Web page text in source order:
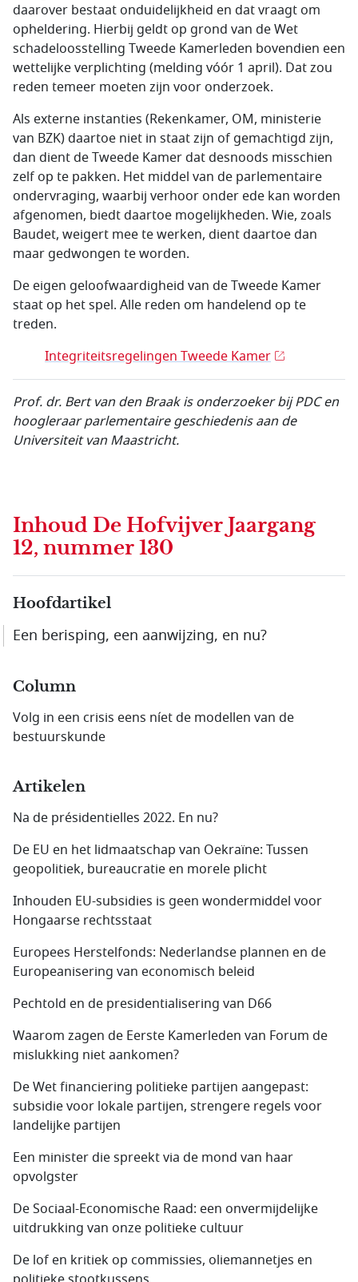
daarover bestaat onduidelijkheid en dat vraagt om
opheldering. Hierbij geldt op grond van de Wet
schadeloosstelling Tweede Kamerleden bovendien een
wettelijke verplichting (melding vóór 1 april). Dat zou
reden temeer moeten zijn voor onderzoek.
Als externe instanties (Rekenkamer, OM, ministerie
van BZK) daartoe niet in staat zijn of gemachtigd zijn,
dan dient de Tweede Kamer dat desnoods misschien
zelf op te pakken. Het middel van de parlementaire
ondervraging, waarbij verhoor onder ede kan worden
afgenomen, biedt daartoe mogelijkheden. Wie, zoals
Baudet, weigert mee te werken, dient daartoe dan
maar gedwongen te worden.
De eigen geloofwaardigheid van de Tweede Kamer
staat op het spel. Alle reden om handelend op te
treden.
Integriteitsregelingen Tweede Kamer
Prof. dr. Bert van den Braak is onderzoeker bij PDC en
hoogleraar parlementaire geschiedenis aan de
Universiteit van Maastricht.
Inhoud De Hofvijver Jaargang
12, nummer 130
Hoofdartikel
Een berisping, een aanwijzing, en nu?
Column
Volg in een crisis eens níet de modellen van de
bestuurskunde
Artikelen
Na de présidentielles 2022. En nu?
De EU en het lidmaatschap van Oekraïne: Tussen
geopolitiek, bureaucratie en morele plicht
Inhouden EU-subsidies is geen wondermiddel voor
Hongaarse rechtsstaat
Europees Herstelfonds: Nederlandse plannen en de
Europeanisering van economisch beleid
Pechtold en de presidentialisering van D66
Waarom zagen de Eerste Kamerleden van Forum de
mislukking niet aankomen?
De Wet financiering politieke partijen aangepast:
subsidie voor lokale partijen, strengere regels voor
landelijke partijen
Een minister die spreekt via de mond van haar
opvolgster
De Sociaal-Economische Raad: een onvermijdelijke
uitdrukking van onze politieke cultuur
De lof en kritiek op commissies, oliemannetjes en